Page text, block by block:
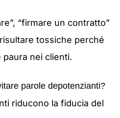
“firmare un contratto”
tossiche perché
nei clienti.
parole depotenzianti?
riducono la fiducia del